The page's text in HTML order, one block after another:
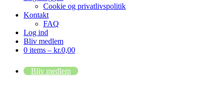
Cookie og privatlivspolitik
Kontakt
FAQ
Log ind
Bliv medlem
0 items – kr.0,00
Bliv medlem